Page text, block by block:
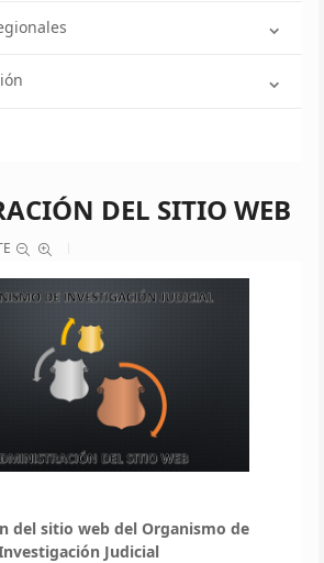
DEL SITIO WEB
del sitio web del Organismo de
Judicial